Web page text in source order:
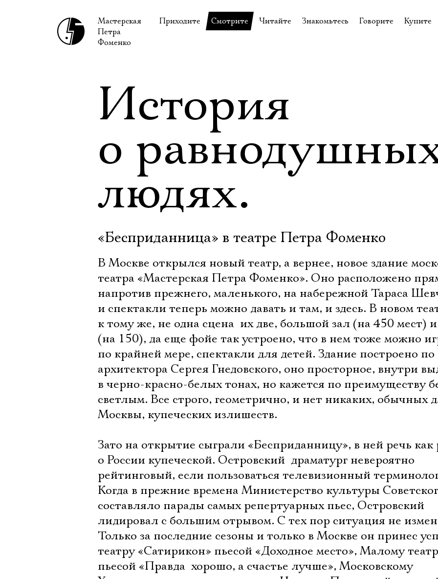
Мастерская
Петра
Фоменко
Приходите
Правила посещения
Как добраться
Смотрите
Внеклассные чтения
Фотовыставка
Читайте
Архив проектов
Библиотека Гумилёва
Официальные документы
Знакомьтесь
Сотрудники
Говорите
Купите
История
о
людях.
«Бесприданница» в театре Петра Фоменко
В Москве открылся новый театр, а вернее, новое здание
театра «Мастерская Петра Фоменко». Оно расположено
напротив прежнего, маленького, на набережной Тараса
и спектакли теперь можно давать и там, и здесь. В новом
к тому же, не одна сцена  их две, большой зал (на 450 мест)
(на 150), да еще фойе так устроено, что в нем тоже можно
по крайней мере, спектакли для детей. Здание построено
архитектора Сергея Гнедовского, оно просторное, внутри
в черно-красно-белых тонах, но кажется по преимуществу
светлым. Все строго, геометрично, и нет никаких, обычных
Москвы, купеческих излишеств.
Зато на открытие сыграли «Бесприданницу», в ней речь как
о России купеческой. Островский  драматург невероятно
рейтинговый, если пользоваться телевизионный
Когда в прежние времена Министерство культуры
составляло парады самых репертуарных пьес, Островский
лидировал с большим отрывом. С тех пор ситуация не
Только за последние сезоны и только в Москве он принес
театру «Сатирикон» пьесой «Доходное место», Малому
пьесой «Правда  хорошо, а счастье лучше», Московскому